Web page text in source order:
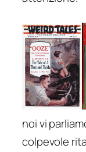
noi vi
colpevole